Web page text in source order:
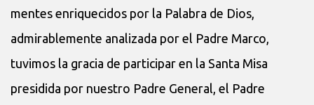
mentes enriquecidos por la Palabra de Dios,
admirablemente analizada por el Padre Marco,
tuvimos la gracia de participar en la Santa Misa
presidida por nuestro Padre General, el Padre